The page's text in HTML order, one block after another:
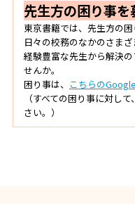
先生方の困り事を
東京書籍では、先生方の困
日々の校務のなかのさま
経験豊富な先生から解決
せんか。
困り事は、 こちらの
（すべての困り事に対し
さい。）